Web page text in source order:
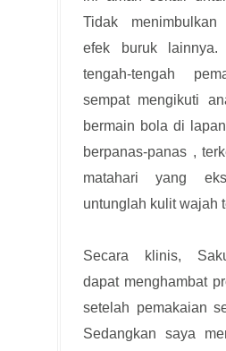
Tidak
efek buruk lainnya.
tengah-tengah
sempat mengikuti
bermain bola di
berpanas-panas ,
matahari yang
untunglah kulit wajah
Secara klinis,
dapat menghambat
setelah pemakaian
Sedangkan saya